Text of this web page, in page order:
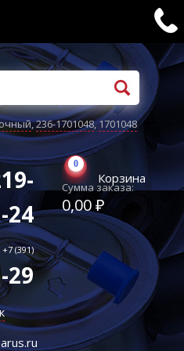
,236-1701048,1701048
24
(391)
29
0
Корзина
Сумма заказа:
0,00 ₽